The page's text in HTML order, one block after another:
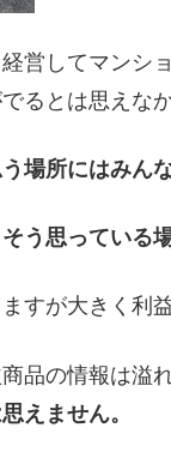
営してマンシ
るとは思えな
場所にはみん
う思っている
すが大きく利
品の情報は溢
えません。